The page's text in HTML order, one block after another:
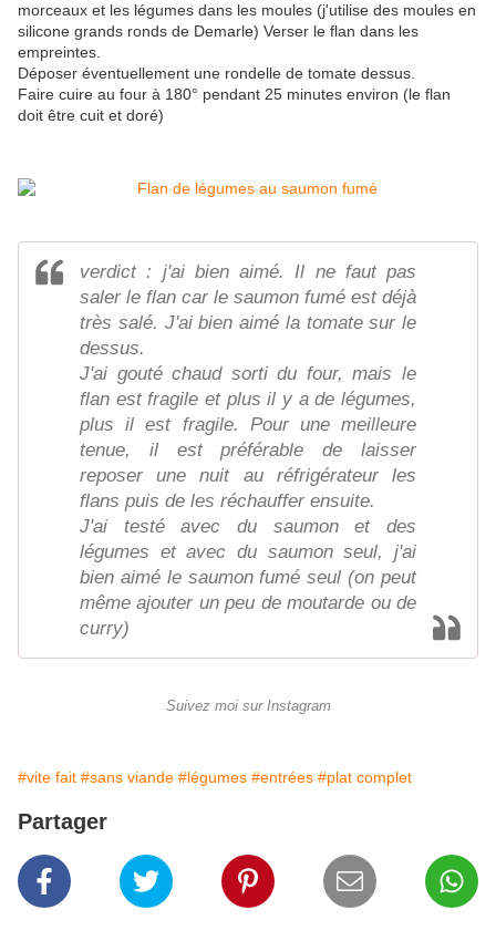
morceaux et les légumes dans les moules (j'utilise des moules en
silicone grands ronds de Demarle) Verser le flan dans les
empreintes.
Déposer éventuellement une rondelle de tomate dessus.
Faire cuire au four à 180° pendant 25 minutes environ (le flan
doit être cuit et doré)
verdict : j'ai bien aimé. Il ne faut pas
saler le flan car le saumon fumé est déjà
très salé. J'ai bien aimé la tomate sur le
dessus.
J'ai gouté chaud sorti du four, mais le
flan est fragile et plus il y a de légumes,
plus il est fragile. Pour une meilleure
tenue, il est préférable de laisser
reposer une nuit au réfrigérateur les
flans puis de les réchauffer ensuite.
J'ai testé avec du saumon et des
légumes et avec du saumon seul, j'ai
bien aimé le saumon fumé seul (on peut
même ajouter un peu de moutarde ou de
curry)
Suivez moi sur Instagram
#vite fait #sans viande #légumes #entrées #plat complet
Partager